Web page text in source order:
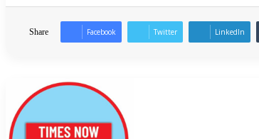
Share Facebook Twitter LinkedIn